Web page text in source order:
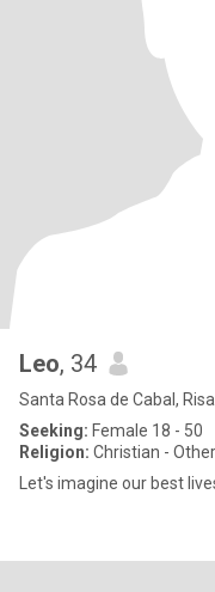
Leo, 34
Santa Rosa de Cabal,
Seeking: Female 18 - 50
Religion: Christian - Other
Let's imagine our best